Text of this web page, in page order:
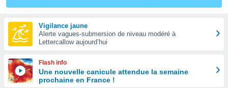
Vigilance jaune
Alerte vagues-submersion de niveau modéré à
Lettercallow aujourd’hui
Flash info
Une nouvelle canicule attendue la semaine
prochaine en France !